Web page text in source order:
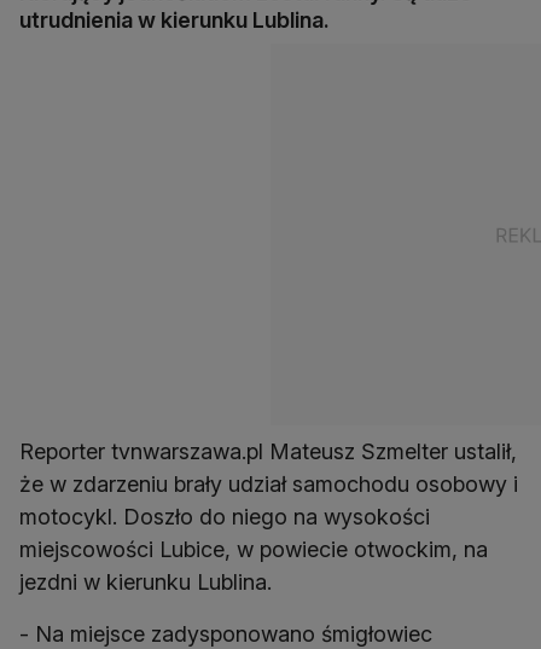
utrudnienia w kierunku Lublina.
Reporter tvnwarszawa.pl Mateusz Szmelter ustalił,
że w zdarzeniu brały udział samochodu osobowy i
motocykl. Doszło do niego na wysokości
miejscowości Lubice, w powiecie otwockim, na
jezdni w kierunku Lublina.
- Na miejsce zadysponowano śmigłowiec